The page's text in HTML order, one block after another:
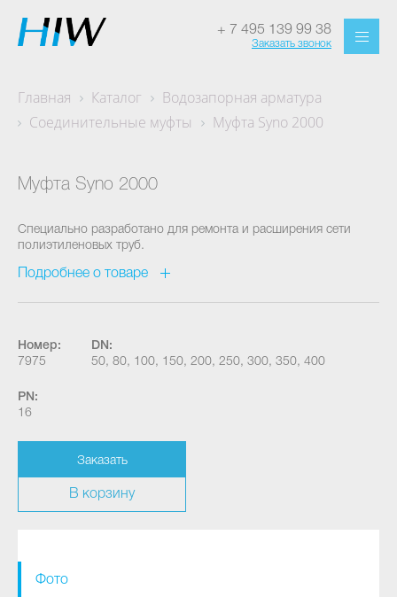
+ 7 495 139 99 38
Заказать звонок
Главная Каталог
Водозапорная арматура
Соединительные муфты
Муфта Syno 2000
Муфта Syno 2000
Специально разработано для ремонта и расширения сети
полиэтиленовых труб.
Подробнее о товаре
Номер:
7975
DN:
50, 80, 100, 150, 200, 250, 300, 350, 400
PN:
16
Заказать
В корзину
Фото